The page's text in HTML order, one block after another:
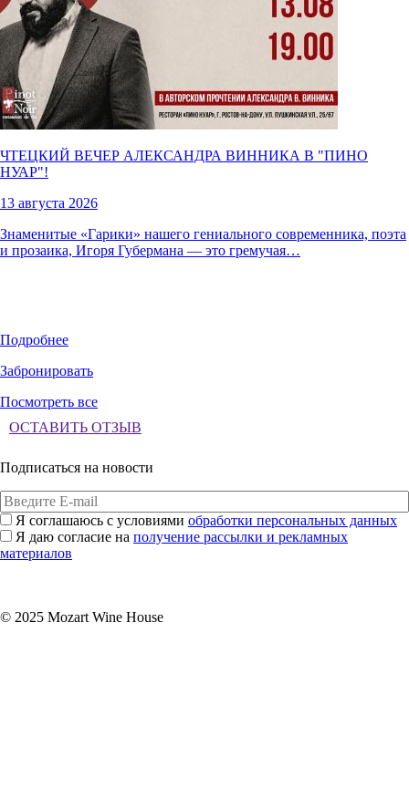
ЧТЕЦКИЙ ВЕЧЕР АЛЕКСАНДРА ВИННИКА В "ПИНО
НУАР"!
13 августа 2026
Знаменитые «Гарики» нашего гениального современника, поэта
и прозаика, Игоря Губермана — это гремучая…
Подробнее
Забронировать
Посмотреть все
ОСТАВИТЬ ОТЗЫВ
Подписаться на новости
Я соглашаюсь с условиями обработки персональных данных
Я даю согласие на получение рассылки и рекламных
материалов
© 2025 Mozart Wine House